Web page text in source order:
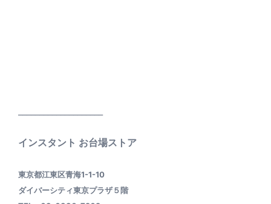
インスタント お台場ストア
東京都江東区青海1-1-10
ダイバーシティ東京プラザ５階